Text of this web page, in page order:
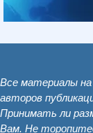
Все материалы
авторов
Принимать ли
Вам. Не